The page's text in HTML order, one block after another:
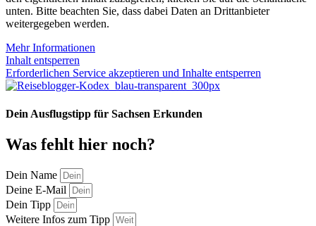
unten. Bitte beachten Sie, dass dabei Daten an Drittanbieter
weitergegeben werden.
Mehr Informationen
Inhalt entsperren
Erforderlichen Service akzeptieren und Inhalte entsperren
Dein Ausflugstipp für Sachsen Erkunden
Was fehlt hier noch?
Dein Name
Deine E-Mail
Dein Tipp
Weitere Infos zum Tipp